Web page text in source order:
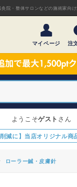
院・整体サロンなどの施術家向
マイページ 注
削減に】当店オリジナル商
ようこそゲスト さん
ローラー鍼・皮膚針